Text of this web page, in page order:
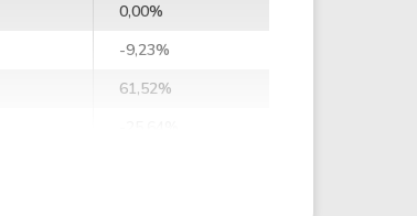
0,00%
-9,23%
61,52%